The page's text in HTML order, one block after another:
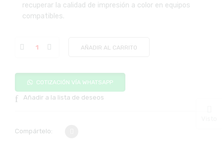
recuperar la calidad de impresión a color en equipos
compatibles.
AÑADIR AL CARRITO
COTIZACIÓN VÍA WHATSAPP
Añadir a la lista de deseos
Compártelo: